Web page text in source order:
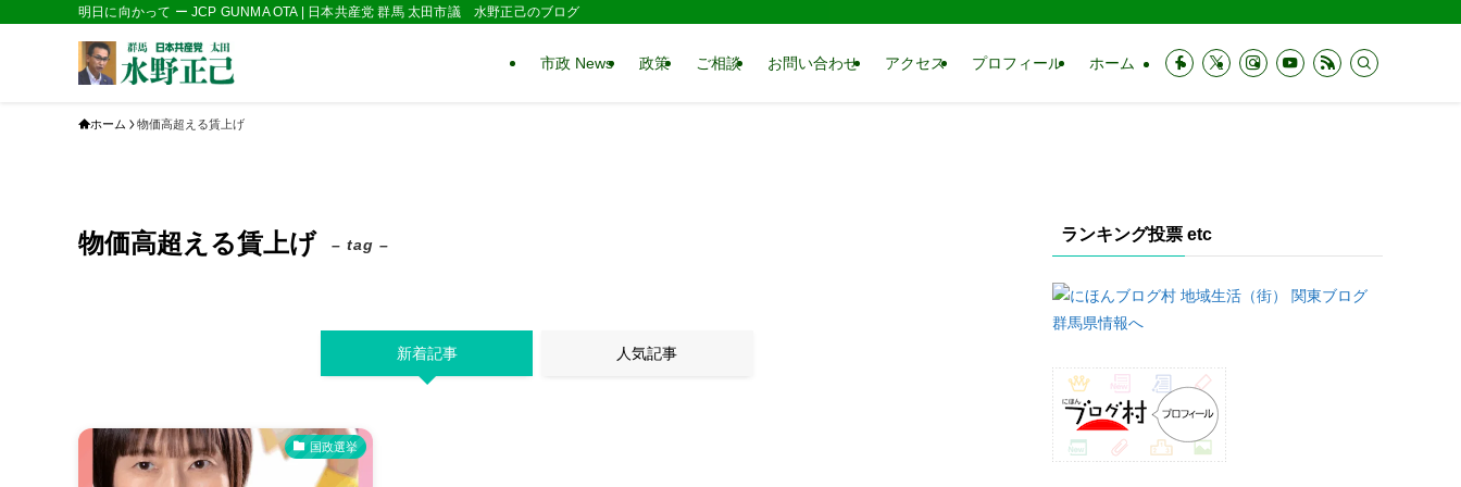
明日に向かって ー JCP GUNMA OTA | 日本共産党 群馬 太田市議 水野正己のブログ
市政 News 政策 ご相談 お問い合わせ アクセス プロフィール ホーム
ホーム 物価高超える賃上げ
物価高超える賃上げ – tag –
新着記事 人気記事
国政選挙
ランキング投票 etc